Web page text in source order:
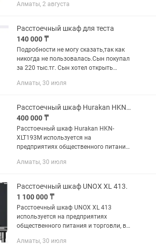
продуктов, кондитерских изделий
Алматы, 2 августа
Расстоечный шкаф для теста
140 000 ₸
Подробности не могу сказать,так как
никогда не пользовалась.Сын покупал
за 220 тыс.тг. Сын хотел открыть
открыл.Новая в коробке,Отдам за 140
Алматы, 30 июля
Расстоечный шкаф Hurakan HKN-XLT193M
400 000 ₸
Расстоечный шкаф Hurakan HKN-
XLT193M используется на
предприятиях общественного питания
условий для расстойки и брожения
началом...
Алматы, 30 июля
Расстоечный шкаф UNOX XL 413.
1 100 000 ₸
Расстоечный шкаф UNOX XL 413
используется на предприятиях
общественного питания и торговли, в
расстойки тестовых заготовок, в
Алматы, 30 июля